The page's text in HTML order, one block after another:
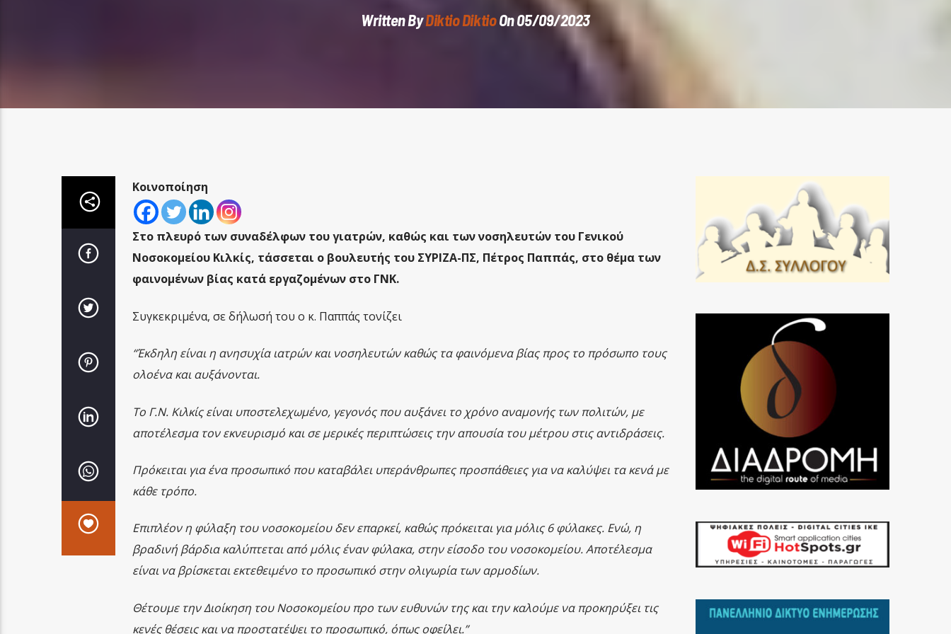
Written ByDiktio DiktioOn 05/09/2023
Κοινοποίηση
Στο πλευρό των συναδέλφων του γιατρών, καθώς και των νοσηλευτών του Γενικού
Νοσοκομείου Κιλκίς, τάσσεται ο βουλευτής του ΣΥΡΙΖΑ-ΠΣ, Πέτρος Παππάς, στο θέμα των
φαινομένων βίας κατά εργαζομένων στο ΓΝΚ.
Συγκεκριμένα, σε δήλωσή του ο κ. Παππάς τονίζει
“Έκδηλη είναι η ανησυχία ιατρών και νοσηλευτών καθώς τα φαινόμενα βίας προς το πρόσωπο τους
ολοένα και αυξάνονται.
Το Γ.Ν. Κιλκίς είναι υποστελεχωμένο, γεγονός που αυξάνει το χρόνο αναμονής των πολιτών, με
αποτέλεσμα τον εκνευρισμό και σε μερικές περιπτώσεις την απουσία του μέτρου στις αντιδράσεις.
Πρόκειται για ένα προσωπικό που καταβάλει υπεράνθρωπες προσπάθειες για να καλύψει τα κενά με
κάθε τρόπο.
Επιπλέον η φύλαξη του νοσοκομείου δεν επαρκεί, καθώς πρόκειται για μόλις 6 φύλακες. Ενώ, η
βραδινή βάρδια καλύπτεται από μόλις έναν φύλακα, στην είσοδο του νοσοκομείου. Αποτέλεσμα
είναι να βρίσκεται εκτεθειμένο το προσωπικό στην ολιγωρία των αρμοδίων.
Θέτουμε την Διοίκηση του Νοσοκομείου προ των ευθυνών της και την καλούμε να προκηρύξει τις
κενές θέσεις και να προστατέψει το προσωπικό, όπως οφείλει.”